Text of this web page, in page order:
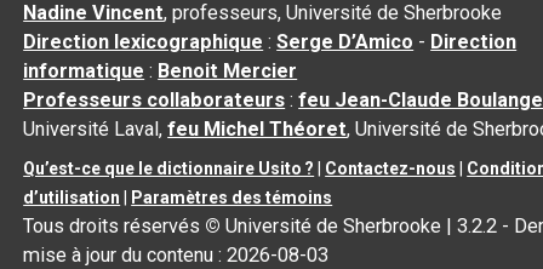
Nadine Vincent, professeurs, Université de Sherbrooke
Direction lexicographique :Serge D’Amico - Direction
informatique : Benoit Mercier
Professeurs collaborateurs :feu Jean-Claude
Université Laval,feu Michel Théoret, Université de
Qu’est-ce que le dictionnaire Usito ? Contactez-nous
d’utilisation
Paramètres des témoins
Tous droits réservés © Université de Sherbrooke |3.2.2 -
mise à jour du contenu :2026-08-03